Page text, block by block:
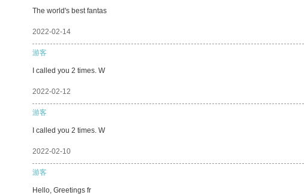
The world's best fantas
2022-02-14
游客
I called you 2 times. W
2022-02-12
游客
I called you 2 times. W
2022-02-10
游客
Hello, Greetings fr